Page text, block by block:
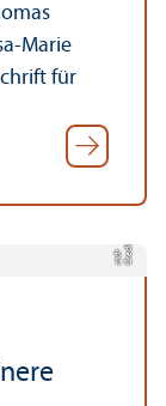
Marie
für
C
r
edi
t:
m
d
r